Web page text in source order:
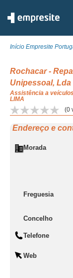
Início Empresite
Rochacar -
Unipessoal, Lda
Assistência a veículos
LIMA
(0
Endereço e
Morada
Freguesia
Concelho
Telefone
Web